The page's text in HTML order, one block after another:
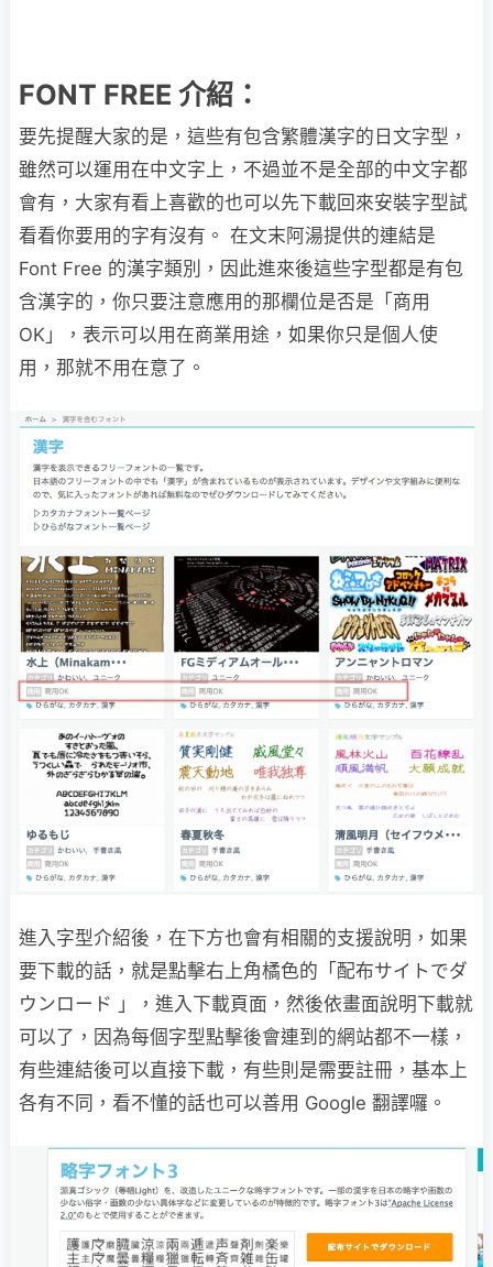
FONT FREE 介紹：
要先提醒大家的是，這些有包含繁體漢字的日文字型，
雖然可以運用在中文字上，不過並不是全部的中文字都
會有，大家有看上喜歡的也可以先下載回來安裝字型試
看看你要用的字有沒有。 在文末阿湯提供的連結是
Font Free 的漢字類別，因此進來後這些字型都是有包
含漢字的，你只要注意應用的那欄位是否是「商用
OK」，表示可以用在商業用途，如果你只是個人使
用，那就不用在意了。
進入字型介紹後，在下方也會有相關的支援說明，如果
要下載的話，就是點擊右上角橘色的「配布サイトでダ
ウンロード 」，進入下載頁面，然後依畫面說明下載就
可以了，因為每個字型點擊後會連到的網站都不一樣，
有些連結後可以直接下載，有些則是需要註冊，基本上
各有不同，看不懂的話也可以善用 Google 翻譯囉。